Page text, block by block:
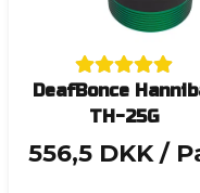
DeafBonce
TH-25G
556,5 DKK /